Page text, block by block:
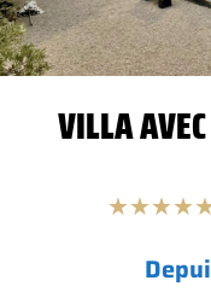
VILLA
★★★★